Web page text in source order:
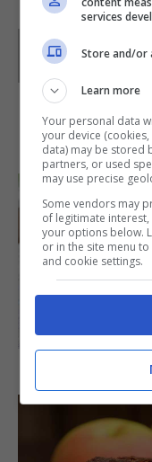
IN
services
Store and/or
Learn more
Your personal data
your device
data) may be stored
partners, or used
may use precise
Some vendors may
of legitimate
your options below.
or in the site menu
and cookie settings.